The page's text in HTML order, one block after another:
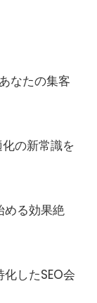
なたの集客
の新常識を
める効果絶
したSEO会